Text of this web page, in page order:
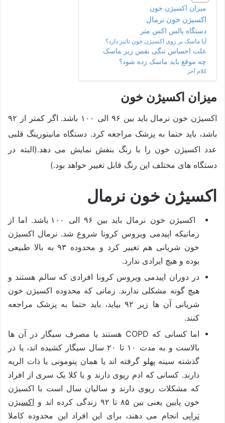
میزان اکسیژن خون
اکسیژن خون نرمال
دستگاه پالس اکس متر
آیا ماسک بر روی اکسیژن خون تاثیر دارد؟
علت احساس تنگی نفس زیر ماسک
چه موقع باید ماسک زده شود؟
کلام آخر
میزان اکسیژن خون
اکسیژن خون نرمال باید بین ۹۶ الی ۱۰۰ باشد. اگر کمتر از ۹۲
باشد، باید حتما به پزشک مراجعه کرد. دستگاه مانیتورینگ قلبی
عدد اکسیژن خون را با رنگ بنفش نمایش می دهد.(البته در
دستگاه های مختلف این رنگ قابل تغییر خواهد بود.)
اکسیژن خون نرمال
اکسیژن خون نرمال باید بین ۹۶ الی ۱۰۰ باشد. اما از
زمانیکه اپیدمی ویروس کرونا شروع شد. نرمال اکسیژن
خون شریانی هم تغییر کرد و محدوده ۹۳ به بالا طبیعی
بوده و هیچ ایرادی ندارد.
در دوران اپیدمی ویروس کرونا افرادی که سالم هستند و
هیچ گونه مشکلی ندارند. زمانی که محدوده اکسیژن خون
شریانی آن ها زیر ۹۲ بیاید، باید حتما به پزشک مراجعه
کنند.
اما کسانی که COPD هستند یا مصرف سیگار در آن ها
بالاست و به مدت ۱۰ تا ۲۰ سال سیگار کشیده اند، یا در
گذشته سینه پهلو گرفته اند یا همان پنومونی یا ذات الریه
دارند. کسانی که ادم ریوی دارند و یا کلا یک سری از افراد
که مشکلات ریوی دارند و سالیان سال است با اکسیژن
خون پایین یعنی بین ۸۵ تا ۹۲ زندگی کرده اند و
اکسیژن
تراپی انجام می دهند، برای این افراد این محدوده کاملا